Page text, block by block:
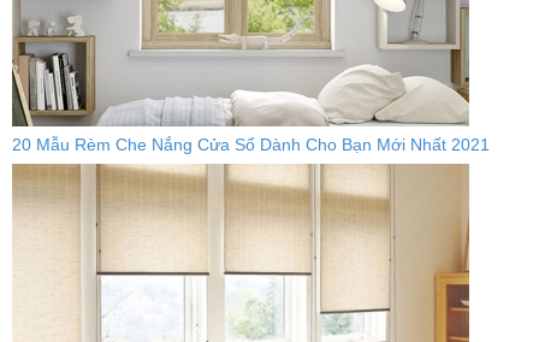
20 Mẫu Rèm Che Nắng Cửa Sổ Dành Cho Bạn Mới Nhất 2021